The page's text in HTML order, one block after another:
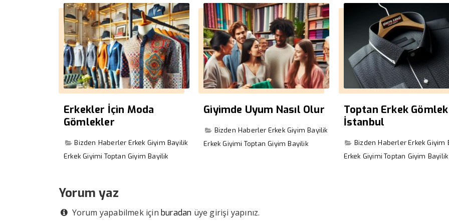
Erkekler İçin Moda
Gömlekler
Bizden Haberler Erkek Giyim Bayilik
Erkek Giyimi Toptan Giyim Bayilik
Giyimde Uyum Nasıl Olur
Bizden Haberler Erkek Giyim Bayilik
Erkek Giyimi Toptan Giyim Bayilik
Toptan Erkek Gömlek
İstanbul
Bizden HaberlerErkek Giyim
Erkek Giyimi Toptan Giyim Bayilik
Yorum yaz
Yorum yapabilmek için buradan üye girişi yapınız.